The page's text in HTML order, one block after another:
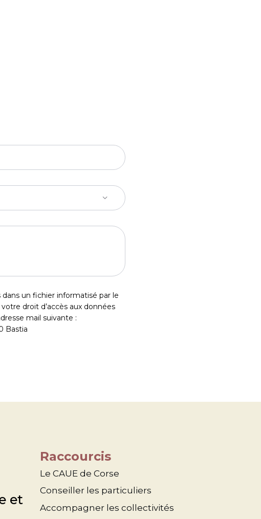
un fichier informatisé par le
droit d’accès aux données
mail suivante :
Bastia
et
Raccourcis
Le CAUE de Corse
Conseiller les particuliers
Accompagner les collectivités